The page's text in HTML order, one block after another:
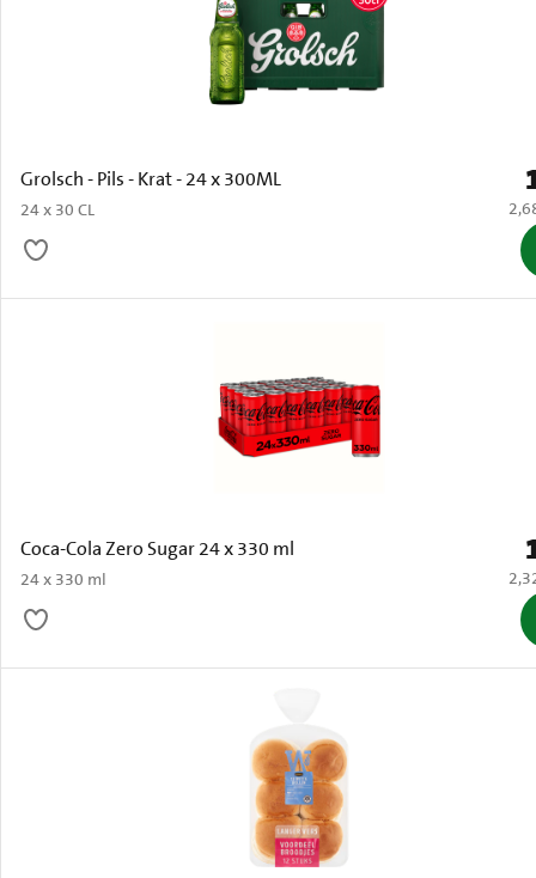
Grolsch - Pils - Krat - 24 x 300ML
24 x 30 CL €
Coca-Cola Zero Sugar 24 x 330 ml
24 x 330 ml €